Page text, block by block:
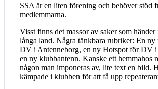
SSA är en liten förening och behöver stöd
medlemmarna.
Visst finns det massor av saker som
långa land. Några tänkbara rubriker: En ny
DV i Antenneborg, en ny Hotspot för DV
en ny klubbantenn. Kanske ett hemmahos
någon man imponeras av, lite text en bild.
kämpade i klubben för att få upp